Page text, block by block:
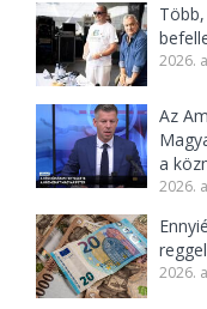
2026.
Az
a
2026.
reggel
2026.